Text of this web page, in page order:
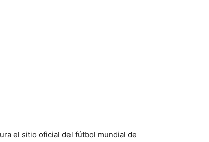
el sitio oficial del fútbol mundial de